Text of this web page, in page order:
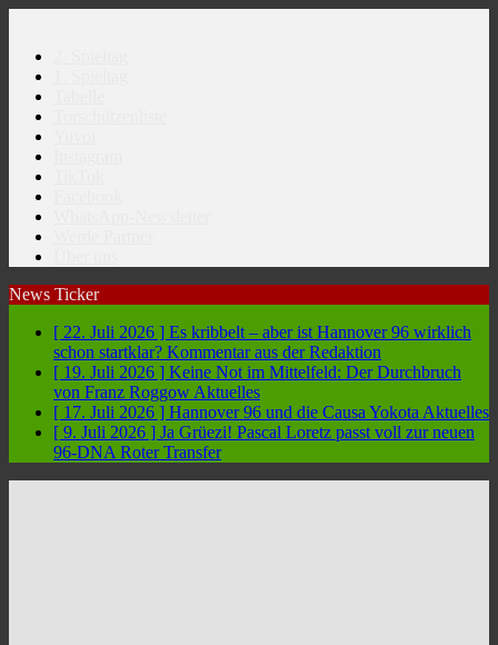
News Ticker
[ 22. Juli 2026 ] Es kribbelt – aber ist Hannover 96 wirklich
schon startklar? Kommentar aus der Redaktion
[ 19. Juli 2026 ] Keine Not im Mittelfeld: Der Durchbruch
von Franz Roggow Aktuelles
[ 17. Juli 2026 ] Hannover 96 und die Causa Yokota Aktuelles
[ 9. Juli 2026 ] Ja Grüezi! Pascal Loretz passt voll zur neuen
96-DNA Roter Transfer